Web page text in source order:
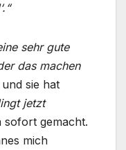
sehr gute
das machen
sie hat
jetzt
sofort gemacht.
mich